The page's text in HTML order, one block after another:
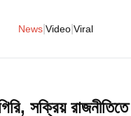
News Video Viral
সক্রিয় রাজনীতিতে